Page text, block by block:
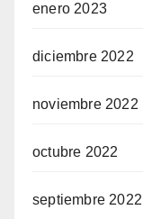
enero 2023
diciembre 2022
noviembre 2022
octubre 2022
septiembre 2022